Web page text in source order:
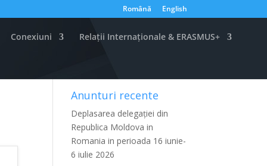
Română English
Conexiuni Relații Internaționale & ERASMUS+
Anunturi recente
Deplasarea delegației din
Republica Moldova in
Romania in perioada 16 iunie-
6 iulie 2026